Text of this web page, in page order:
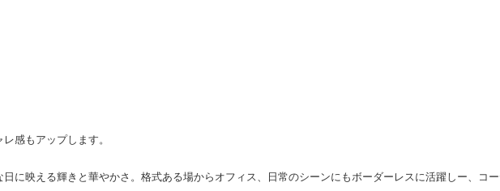
感もアップします。
に映える輝きと華やかさ。格式ある場からオフィス、日常のシーンにもボーダーレスに活躍しー、コ